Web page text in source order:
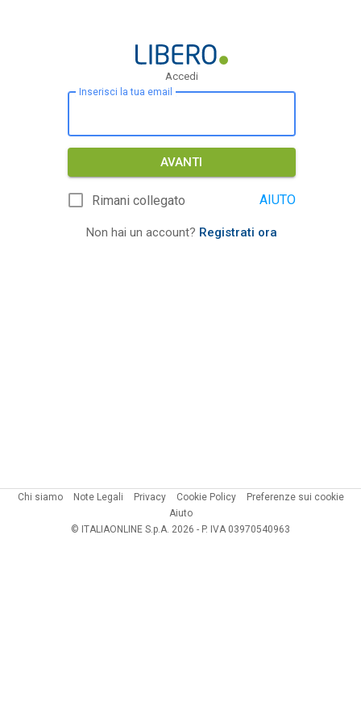
Accedi
Inserisci la tua email
AVANTI
Rimani collegato AIUTO
Non hai un account? Registrati ora
Chi siamo Note Legali Privacy Cookie Policy
Preferenze sui cookie
Aiuto
© ITALIAONLINE S.p.A. 2026 - P. IVA 03970540963